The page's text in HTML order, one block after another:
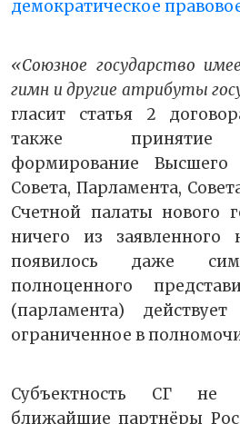
демократическое
«Союзное государство
гимн и другие атрибуты
гласит статья 2
также принятие
формирование Высшего
Совета, Парламента,
Счетной палаты нового
ничего из
появилось даже
полноценного
(парламента)
ограниченное в
Субъектность СГ не
ближайшие партнёры